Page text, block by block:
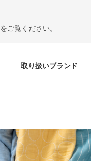
をご覧ください。
取り扱いブランド